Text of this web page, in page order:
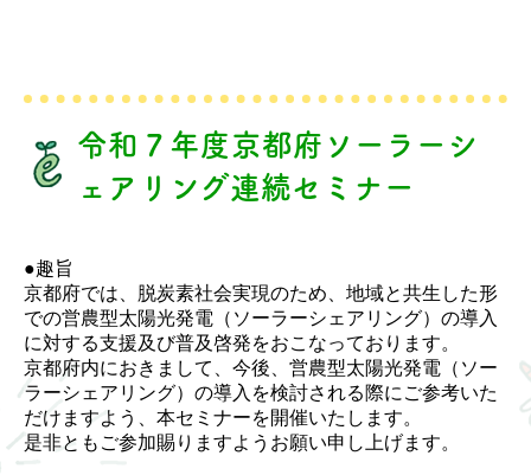
令和７年度京都府ソーラーシ
ェアリング連続セミナー
●趣旨
京都府では、脱炭素社会実現のため、地域と共生した形
での営農型太陽光発電（ソーラーシェアリング）の導入
に対する支援及び普及啓発をおこなっております。
京都府内におきまして、今後、営農型太陽光発電（ソー
ラーシェアリング）の導入を検討される際にご参考いた
だけますよう、本セミナーを開催いたします。
是非ともご参加賜りますようお願い申し上げます。